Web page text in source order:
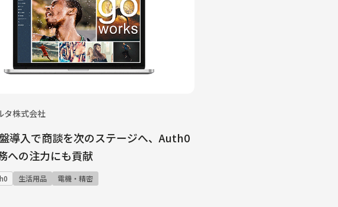
タ株式会社
導入で商談を次のステージへ、Auth0
への注力にも貢献
生活用品 電機・精密